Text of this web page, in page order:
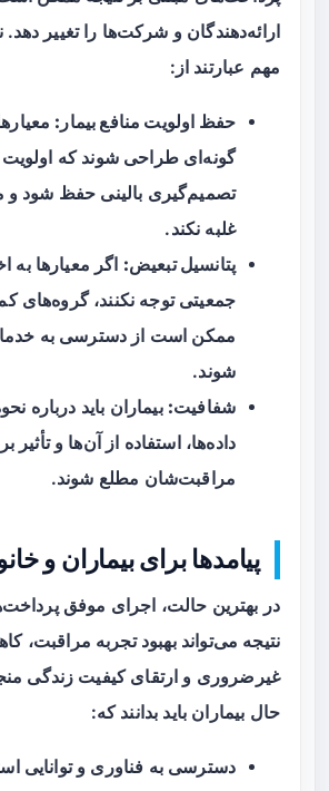
ارائه‌دهندگان و شرکت‌ها را تغییر
مهم عبارتند از:
حفظ اولویت منافع بیمار:
گونه‌ای طراحی شوند که اولویت
تصمیم‌گیری بالینی حفظ شود و
غلبه نکند.
پتانسیل تبعیض: اگر معیارها به
جمعیتی توجه نکنند، گروه‌های
ممکن است از دسترسی به
شوند.
شفافیت: بیماران باید درباره
داده‌ها، استفاده از آن‌ها و تأثیر بر
مراقبت‌شان مطلع شوند.
پیامدها برای بیماران و
در بهترین حالت، اجرای موفق
نتیجه می‌تواند بهبود تجربه مراقبت،
غیرضروری و ارتقای کیفیت زندگی
حال بیماران باید بدانند که:
دسترسی به فناوری و توانایی